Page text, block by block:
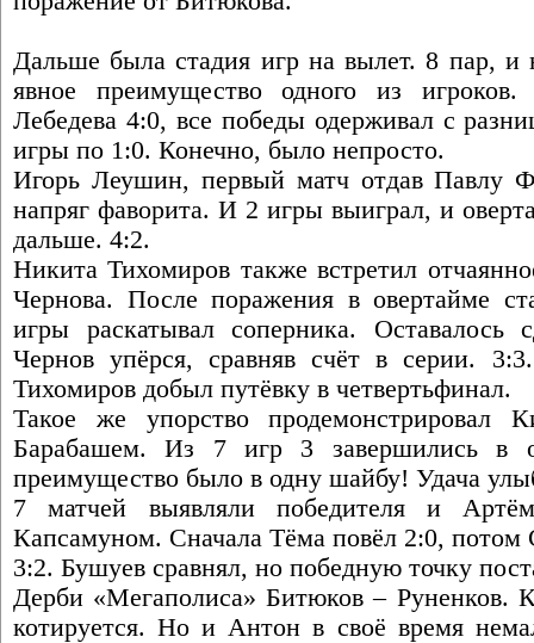
Дальше была стадия игр на вылет. 8 пар, и
явное преимущество одного из
Лебедева 4:0, все победы одерживал с
игры по 1:0. Конечно, было непросто.
Игорь Леушин, первый матч отдав Павлу
напряг фаворита. И 2 игры выиграл, и
дальше. 4:2.
Никита Тихомиров также встретил
Чернова. После поражения в овертайме
игры раскатывал соперника. Оставалось
Чернов упёрся, сравняв счёт в серии.
Тихомиров добыл путёвку в четвертьфинал.
Такое же упорство продемонстрировал
Барабашем. Из 7 игр 3 завершились в
преимущество было в одну шайбу! Удача
7 матчей выявляли победителя и
Капсамуном. Сначала Тёма повёл 2:0, потом
3:2. Бушуев сравнял, но победную точку
Дерби «Мегаполиса» Битюков – Руненков.
котируется. Но и Антон в своё время